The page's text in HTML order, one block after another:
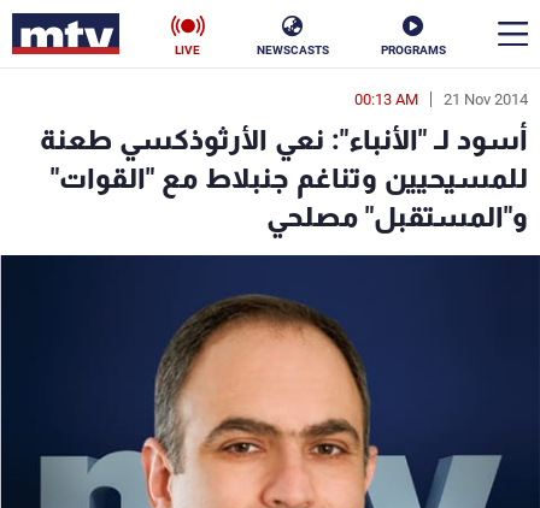
PROGRAMS
NEWSCASTS
LIVE
21 Nov 2014
00:13 AM
أسود لـ "الأنباء": نعي الأرثوذكسي طعنة
للمسيحيين وتناغم جنبلاط مع "القوات"
و"المستقبل" مصلحي
en
الأخبار
سياسة
رياضة
البرامج